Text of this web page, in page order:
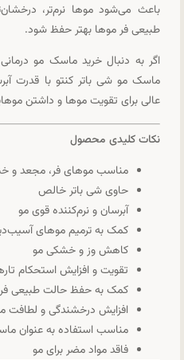
باعث می‌شود موها نرم‌تر،
طبیعی فر موها بهتر حفظ شود.
اگر به دنبال خرید ماسک مو
ماسک مو شی باتر کنتو با قدرت
عالی برای تقویت موها و داشتن
نکات کلیدی محصول
مناسب موهای فر، مجعد و
حاوی شی باتر خالص
آبرسان و نرم‌کننده قوی مو
کمک به ترمیم موهای
کاهش وز و خشکی مو
تقویت و افزایش استحکام
کمک به حفظ حالت طبیعی
افزایش درخشندگی و لطافت
مناسب استفاده به عنوان
فاقد مواد مضر برای مو